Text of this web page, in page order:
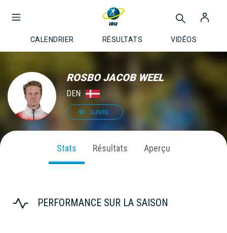
CALENDRIER RÉSULTATS VIDÉOS
ROSBO JACOB WEEL
DEN
SUIVRE
Stats Résultats Aperçu
PERFORMANCE SUR LA SAISON